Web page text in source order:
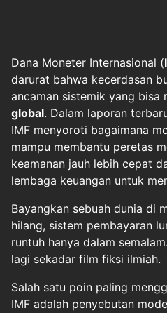
Dana Moneter Internasional (
darurat bahwa kecerdasan
ancaman sistemik yang bisa
global. Dalam laporan
IMF menyoroti bagaimana
mampu membantu peretas
keamanan jauh lebih cepat
lembaga keuangan untuk
Bayangkan sebuah dunia di
hilang, sistem pembayaran
runtuh hanya dalam
lagi sekadar film fiksi ilmiah.
Salah satu poin paling
IMF adalah penyebutan